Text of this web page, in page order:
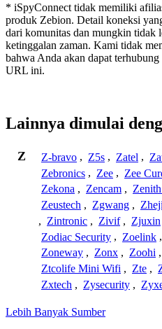
* iSpyConnect tidak memiliki
produk Zebion. Detail koneksi
dari komunitas dan mungkin tidak
ketinggalan zaman. Kami tidak
bahwa Anda akan dapat
URL ini.
Lainnya dimulai
Z Z-bravo , Z5s , Zatel ,
Zebronics , Zee , Zee
Zekona , Zencam ,
Zeustech , Zgwang ,
, Zintronic , Zivif , Zjuxin
Zodiac Security , Zoelink ,
Zoneway , Zonx , Zoohi ,
Ztcolife Mini Wifi , Zte ,
Zxtech , Zysecurity ,
Lebih Banyak Sumber